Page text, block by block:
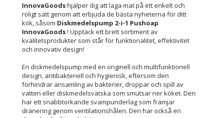
InnovaGoodshjälper dig att laga mat på ett enkelt och
roligt sätt genom att erbjuda de bästa nyheterna för ditt
kök, såsom Diskmedelspump 2-i-1 Pushoap
InnovaGoods! Upptäck ett brett sortiment av
kvalitetsprodukter som står för funktionalitet, effektivitet
och innovativ design!
En diskmedelspump med en originell och multifunktionell
design, antibakteriell och hygienisk, eftersom den
förhindrar ansamling av bakterier, droppar och spill av
vatten eller diskmedelsvätska som smutsar ner köket. Den
har ett snabbtorkande svampunderlag som främjar
dränering genom ventilationshålen. Den har också en